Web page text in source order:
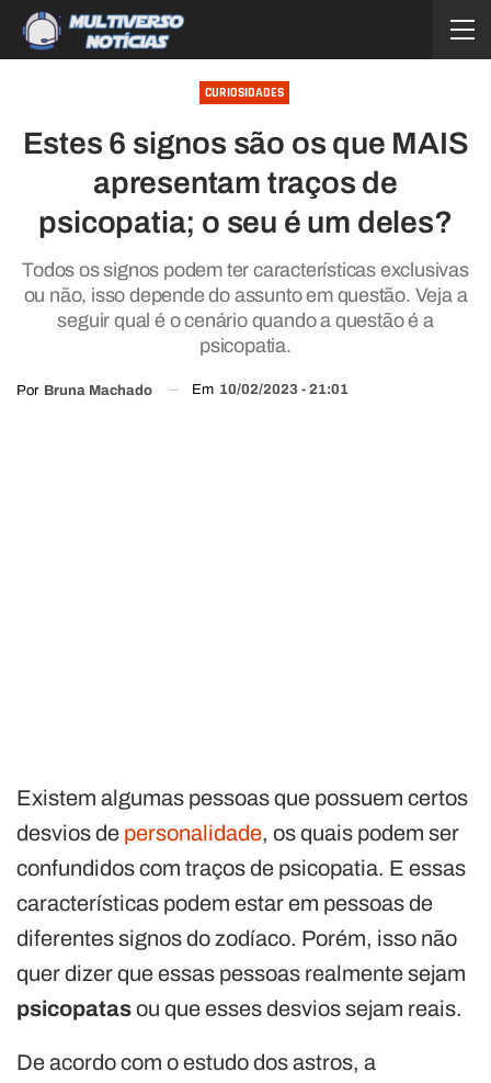
CURIOSIDADES
Estes 6 signos são os que MAIS
apresentam traços de
psicopatia; o seu é um deles?
Todos os signos podem ter características exclusivas
ou não, isso depende do assunto em questão. Veja a
seguir qual é o cenário quando a questão é a
psicopatia.
Por Bruna Machado Em 10/02/2023 - 21:01
Existem algumas pessoas que possuem certos
desvios de personalidade, os quais podem ser
confundidos com traços de psicopatia. E essas
características podem estar em pessoas de
diferentes signos do zodíaco. Porém, isso não
quer dizer que essas pessoas realmente sejam
psicopatasou que esses desvios sejam reais.
De acordo com o estudo dos astros, a